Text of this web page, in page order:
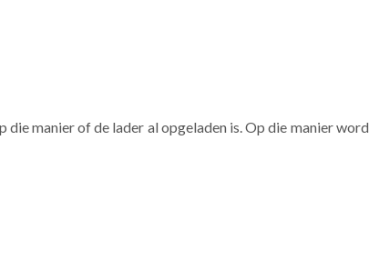
manier of de lader al opgeladen is. Op die manier